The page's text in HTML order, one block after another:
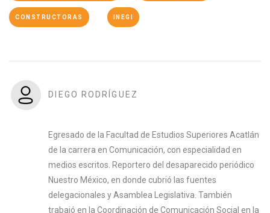
CONSTRUCTORAS INEGI
DIEGO RODRÍGUEZ
Egresado de la Facultad de Estudios Superiores Acatlán
de la carrera en Comunicación, con especialidad en
medios escritos. Reportero del desaparecido periódico
Nuestro México, en donde cubrió las fuentes
delegacionales y Asamblea Legislativa. También
trabajó en la Coordinación de Comunicación Social en la